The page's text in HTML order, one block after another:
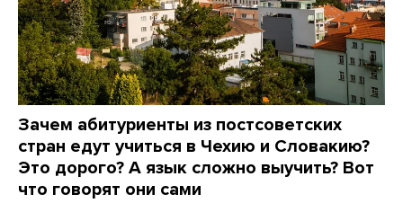
Зачем абитуриенты из постсоветских
стран едут учиться в Чехию и Словакию?
Это дорого? А язык сложно выучить? Вот
что говорят они сами